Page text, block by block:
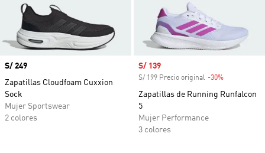
Precio
S/ 249
Zapatillas Cloudfoam Cuxxion
Sock
Mujer Sportswear
2 colores
Precio de venta
S/ 139
S/ 199 Precio original -30%
Zapatillas de Running Runfalcon
5
Mujer Performance
3 colores